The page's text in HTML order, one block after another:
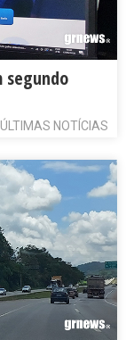
segundo
ÚLTIMAS NOTÍCIAS